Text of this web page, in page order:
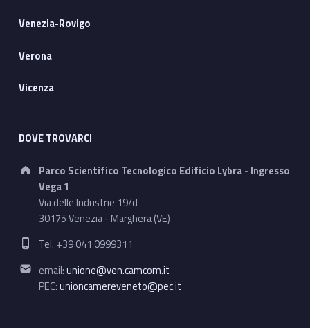
Venezia-Rovigo
Verona
Vicenza
DOVE TROVARCI
Address:
Parco Scientifico Tecnologico Edificio Lybra - Ingresso
Vega 1
Via delle Industrie 19/d
30175 Venezia - Marghera (VE)
Phone number:
Tel. +39 041 0999311
Email address:
email:unione@ven.camcom.it
PEC:unioncamereveneto@pec.it